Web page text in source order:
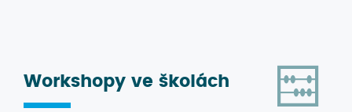
Workshopy ve školách